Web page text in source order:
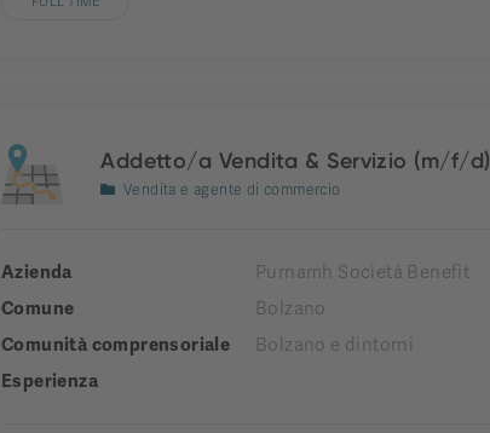
Addetto/a Vendita & Servizio (m/f/d)
Vendita e agente di commercio
Azienda
Purnamh Società Benefit
Comune
Bolzano
Comunità comprensoriale
Bolzano e dintorni
Esperienza